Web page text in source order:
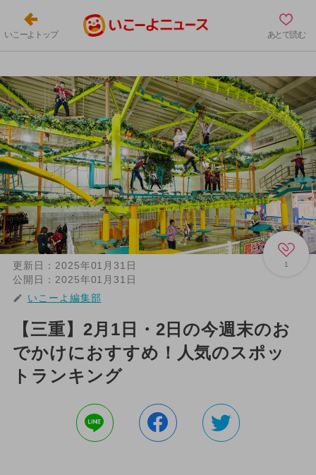
いこーよトップ あとで読む
1
更新日： 2025年01月31日
公開日： 2025年01月31日
いこーよ編集部
【三重】2月1日・2日の今週末のお
でかけにおすすめ！人気のスポッ
トランキング